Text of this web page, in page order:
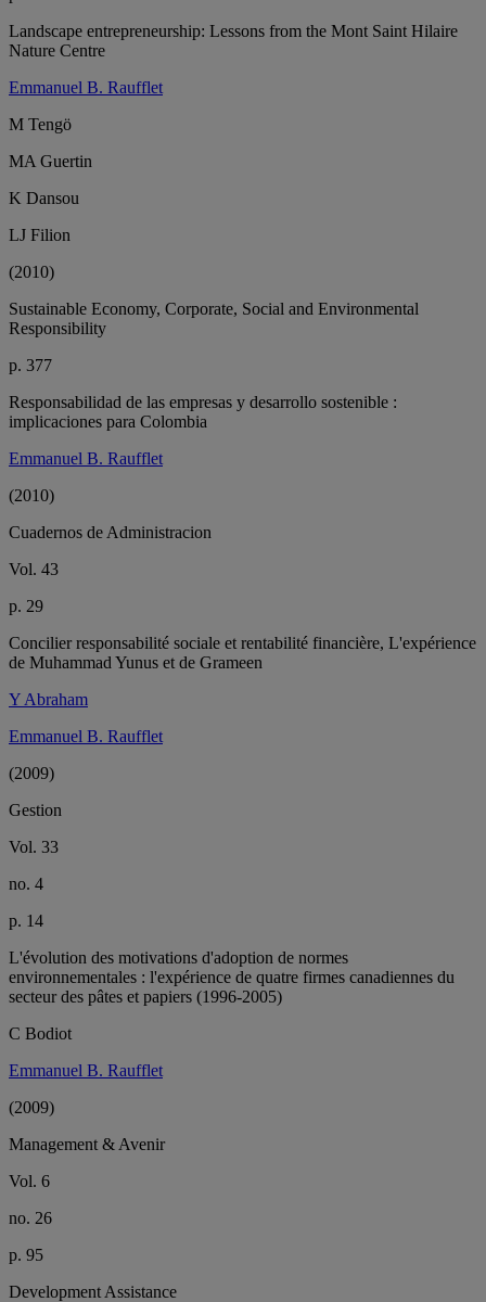
Landscape entrepreneurship: Lessons from the Mont Saint Hilaire
Nature Centre
Emmanuel B. Raufflet
M Tengö
MA Guertin
K Dansou
LJ Filion
(2010)
Sustainable Economy, Corporate, Social and Environmental
Responsibility
p. 377
Responsabilidad de las empresas y desarrollo sostenible :
implicaciones para Colombia
Emmanuel B. Raufflet
(2010)
Cuadernos de Administracion
Vol. 43
p. 29
Concilier responsabilité sociale et rentabilité financière, L'expérience
de Muhammad Yunus et de Grameen
Y Abraham
Emmanuel B. Raufflet
(2009)
Gestion
Vol. 33
no. 4
p. 14
L'évolution des motivations d'adoption de normes
environnementales : l'expérience de quatre firmes canadiennes du
secteur des pâtes et papiers (1996-2005)
C Bodiot
Emmanuel B. Raufflet
(2009)
Management & Avenir
Vol. 6
no. 26
p. 95
Development Assistance